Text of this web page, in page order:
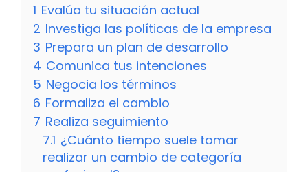
1 Evalúa tu situación actual
2 Investiga las políticas de la empresa
3 Prepara un plan de desarrollo
4 Comunica tus intenciones
5 Negocia los términos
6 Formaliza el cambio
7 Realiza seguimiento
7.1 ¿Cuánto tiempo suele tomar
realizar un cambio de categoría